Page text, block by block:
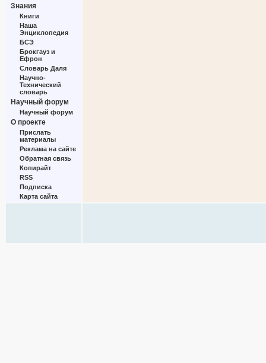
Знания
Книги
Наша
Энциклопедия
БСЭ
Брокгауз и
Ефрон
Словарь Даля
Научно-
Технический
словарь
Научный форум
Научный форум
О проекте
Прислать
материалы
Реклама на сайте
Обратная связь
Копирайт
RSS
Подписка
Карта сайта